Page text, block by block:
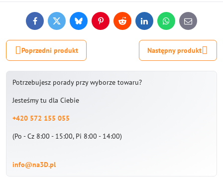
FacebookTwitterBlueskyPinterestReddit LinkedInWhatsApp
E-
mail
Poprzedni produkt Następny produkt
Potrzebujesz porady przy wyborze towaru?
Jesteśmy tu dla Ciebie
+420 572 155 055
(Po - Cz 8:00 - 15:00, Pi 8:00 - 14:00)
info@na3D.pl